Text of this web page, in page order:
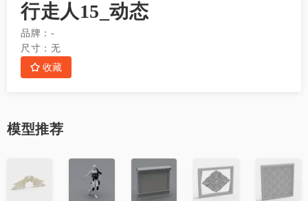
行走人15_动态
品牌： -
尺寸： 无
收藏
模型推荐
藏
收
藏
收
收
藏
收